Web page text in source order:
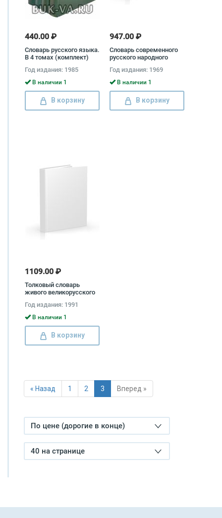
440.00 ₽
Словарь русского языка.
В 4 томах (комплект)
Год издания: 1985
В наличии 1
В корзину
947.00 ₽
Словарь современного
русского народного
Год издания: 1969
В наличии 1
В корзину
1109.00 ₽
Толковый словарь
живого великорусского
(комплект) Владимир
Даль
Год издания: 1991
В наличии 1
В корзину
« Назад 1 2 3 Вперед »
По цене (дорогие в конце)
40 на странице